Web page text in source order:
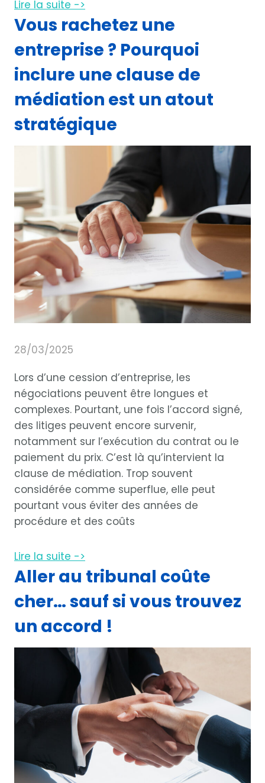
Lire la suite ->
Vous rachetez une
entreprise ? Pourquoi
inclure une clause de
médiation est un atout
stratégique
28/03/2025
Lors d’une cession d’entreprise, les
négociations peuvent être longues et
complexes. Pourtant, une fois l’accord signé,
des litiges peuvent encore survenir,
notamment sur l’exécution du contrat ou le
paiement du prix. C’est là qu’intervient la
clause de médiation. Trop souvent
considérée comme superflue, elle peut
pourtant vous éviter des années de
procédure et des coûts
Lire la suite ->
Aller au tribunal coûte
cher… sauf si vous trouvez
un accord !